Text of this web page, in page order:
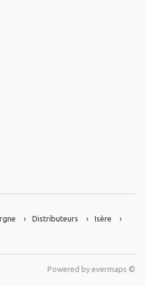
Distributeurs
Isère
Powered by evermaps ©